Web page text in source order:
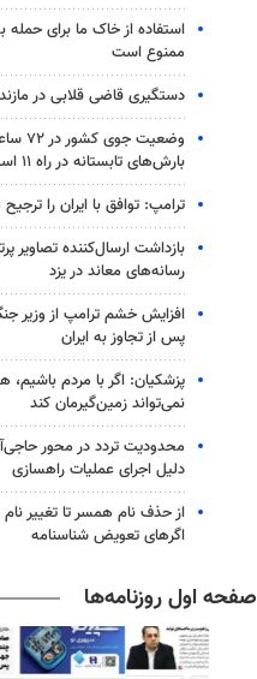
استفاده از خاک ما برای
ممنوع است
دستگیری قاضی قلابی در
وضعیت
بارش‌های تابستانه در راه ۱۱ استان
ترامپ: توافق با ایران را
بازداشت ارسال‌کننده تصاویر
رسانه‌های معاند در یزد
افزایش خشم ترامپ از وزیر
پس از تجاوز به ایران
پزشکیان: اگر با مردم باشیم،
نمی‌تواند زمین‌گیرمان کند
محدودیت تردد در محور
دلیل اجرای عملیات راهسازی
از حذف نام همسر تا تغییر نام
اگرهای تعویض شناسنامه
صفحه اول روزنامه‌ها